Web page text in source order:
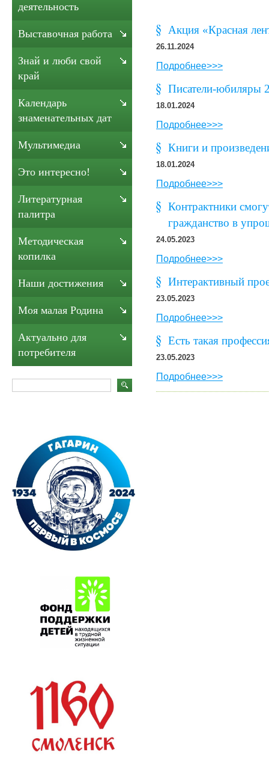
Акция «Красная
26.11.2024
Подробнее>>>
Писатели-юбиляры
18.01.2024
Подробнее>>>
Книги и
18.01.2024
Подробнее>>>
Контрактники
гражданство в
24.05.2023
Подробнее>>>
Интерактивный
23.05.2023
Подробнее>>>
Есть такая
23.05.2023
Подробнее>>>
деятельность
Выставочная работа
Знай и люби свой
край
Календарь
знаменательных дат
Мультимедиа
Это интересно!
Литературная
палитра
Методическая
копилка
Наши достижения
Моя малая Родина
Актуально для
потребителя